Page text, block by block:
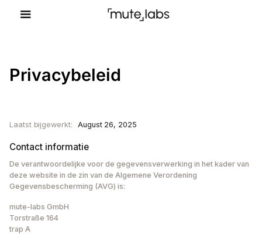
Privacybeleid
Laatst bijgewerkt: August 26, 2025
Contact informatie
De verantwoordelijke voor de gegevensverwerking in het kader van
deze website in de zin van de Algemene Verordening
Gegevensbescherming (AVG) is:
mute-labs GmbH
Torstraße 164
trap A